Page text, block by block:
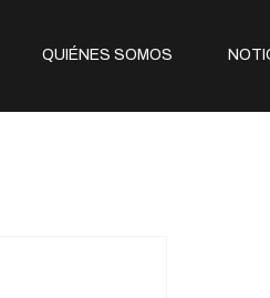
QUIÉNES SOMOS